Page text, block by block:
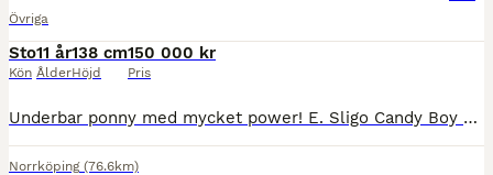
Övriga
Sto
Kön
11 år
Ålder
138 cm
Höjd
150 000 kr
Pris
Underbar ponny med mycket power! E. Sligo Candy Boy u. My Mini Me Nu är det dags för vår fina C-ponny (138 cm) Easy, född 2015 att hitta ett nytt hem då ryttaren vuxit ur henne. Easy är en pigg, positiv och snäll ponny med mycket kvalitet. Hon passar för hoppning, dressyr och terräng och tycker om att arbeta & har mycket energi. I vardagen är hon snäll i all hantering,
Norrköping (76.6km)